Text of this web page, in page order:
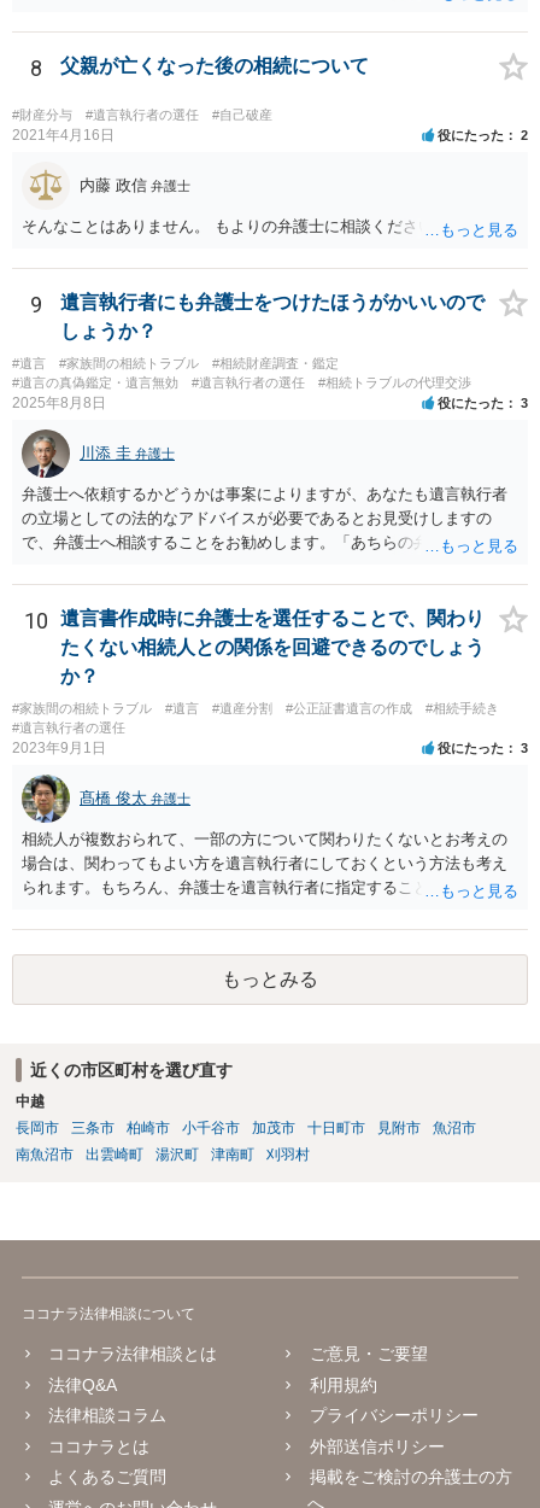
ことは困難です。 くれぐれも今後お気をつけください。 弁護士に対応
を依頼されるのも悪くはありませんが、感情的な理由が強いと思いま
8 父親が亡くなった後の相続について
#財産分与 #遺言執行者の選任 #自己破産
2021年4月16日 役にたった 2
内藤 政信 弁護士
そんなことはありません。 もよりの弁護士に相談ください。
9
遺言執行者にも弁護士をつけたほうがかいいので
しょうか？
#遺言 #家族間の相続トラブル
#相続財産調査・鑑定
#遺言の真偽鑑定・遺言無効
#遺言執行者の選任 #相続トラブルの代理交渉
2025年8月8日 役にたった 3
川添 圭 弁護士
弁護士へ依頼するかどうかは事案によりますが、あなたも遺言執行者
の立場としての法的なアドバイスが必要であるとお見受けしますの
で、弁護士へ相談することをお勧めします。「あちらの弁護士」（元
誘導しかしてこないと思います。
10
遺言書作成時に弁護士を選任することで、関わり
たくない相続人との関係を回避できるのでしょう
か？
#家族間の相続トラブル #遺言 #遺産分割 #公正証書遺言の作成
#相続手続き
#遺言執行者の選任
2023年9月1日 役にたった 3
髙橋 俊太 弁護士
相続人が複数おられて、一部の方について関わりたくないとお考えの
場合は、関わってもよい方を遺言執行者にしておくという方法も考え
られます。もちろん、弁護士を遺言執行者に指定することもできます
方に再委任の権限を付与しておくという方法もあります。 一度、弁護
士に直接ご相談されることをお勧めいたします。
もっとみる
近くの市区町村を選び直す
中越
長岡市
三条市 柏崎市 小千谷市 加茂市 十日町市 見附市
魚沼市
南魚沼市
出雲崎町 湯沢町 津南町 刈羽村
ココナラ法律相談について
ココナラ法律相談とは
法律Q&A
法律相談コラム
ココナラとは
よくあるご質問
ご意見・ご要望
利用規約
プライバシーポリシー
外部送信ポリシー
掲載をご検討の弁護士の方
へ